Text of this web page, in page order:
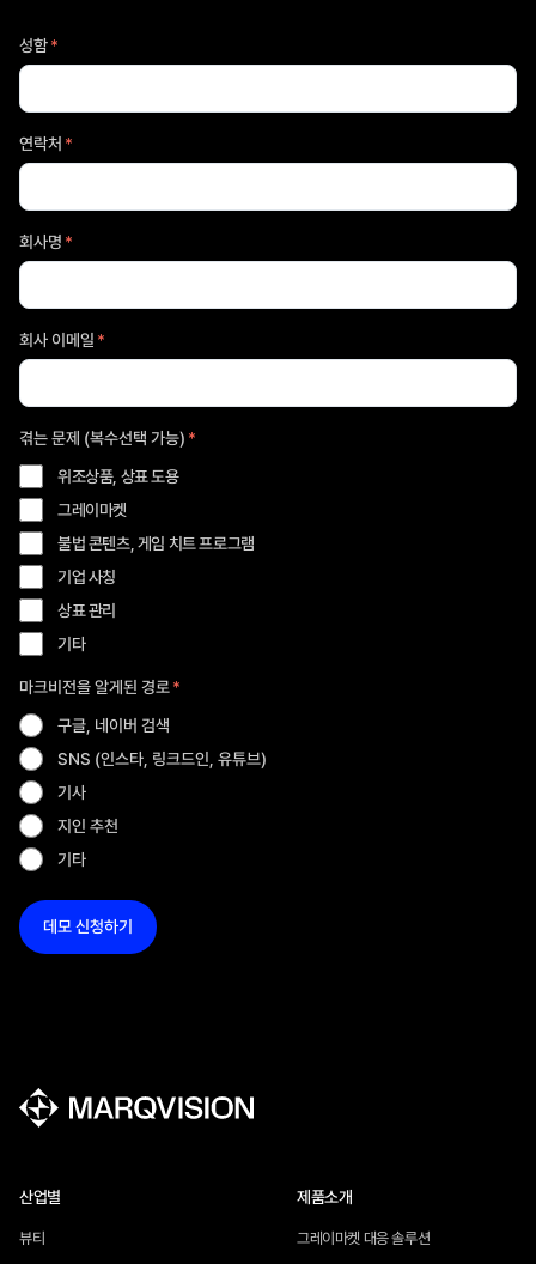
성함*
연락처 *
회사명 *
회사 이메일 *
겪는 문제 (복수선택 가능) *
위조상품, 상표 도용
그레이마켓
불법 콘텐츠, 게임 치트 프로그램
기업 사칭
상표 관리
기타
마크비전을 알게된 경로*
구글, 네이버 검색
SNS (인스타, 링크드인, 유튜브)
기사
지인 추천
기타
제품소개
그레이마켓 대응 솔루션
산업별
뷰티